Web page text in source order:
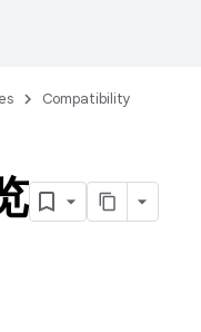
Compatibility